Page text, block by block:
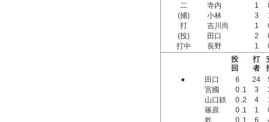
二
寺内 1
(捕)
小林 3
打
吉川尚 1
(投)
田口 2
打中
長野 1
投
回
打
者
●
田口 6 24
宮國
0 .1 3
山口鉄
0 .2 4
篠原
0 .1 1
乾
0 .1 6